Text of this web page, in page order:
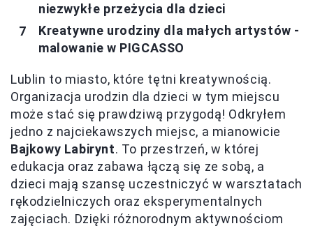
niezwykłe przeżycia dla dzieci
Kreatywne urodziny dla małych artystów -
malowanie w PIGCASSO
Lublin to miasto, które tętni kreatywnością.
Organizacja urodzin dla dzieci w tym miejscu
może stać się prawdziwą przygodą! Odkryłem
jedno z najciekawszych miejsc, a mianowicie
Bajkowy Labirynt. To przestrzeń, w której
edukacja oraz zabawa łączą się ze sobą, a
dzieci mają szansę uczestniczyć w warsztatach
rękodzielniczych oraz eksperymentalnych
zajęciach. Dzięki różnorodnym aktywnościom